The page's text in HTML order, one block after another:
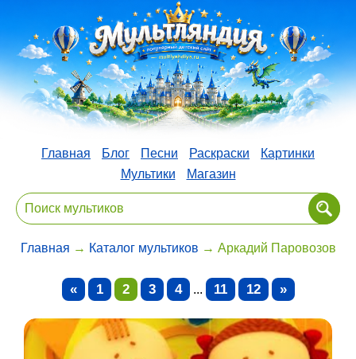
Главная Блог Песни Раскраски
Картинки
Мультики
Магазин
Главная → Каталог мультиков → Аркадий Паровозов
« 1 2 3 4 ... 11 12 »